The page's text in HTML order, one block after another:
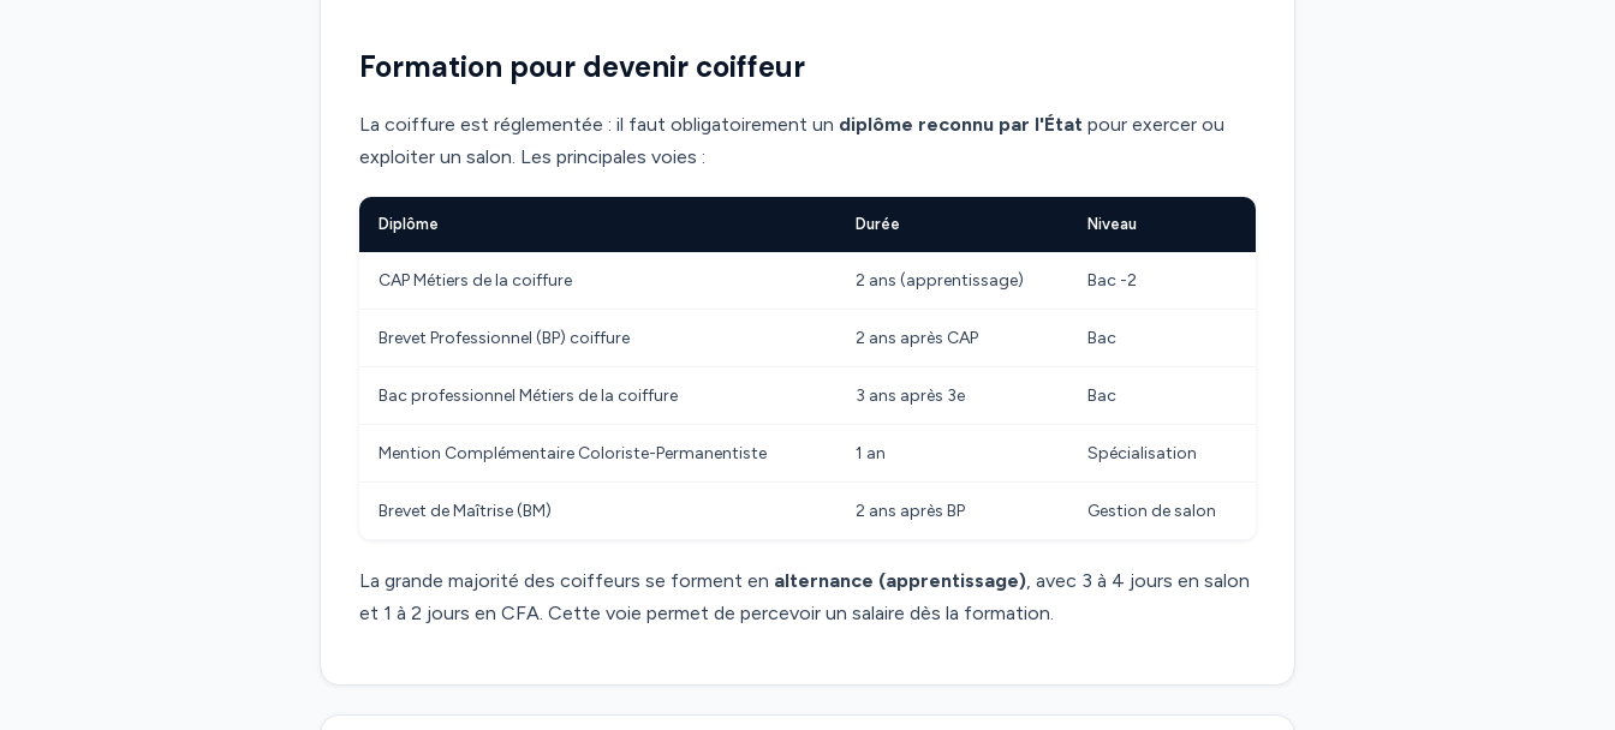
Formation pour devenir coiffeur
La coiffure est réglementée : il faut obligatoirement un diplôme reconnu par l'État pour exercer ou
exploiter un salon. Les principales voies :
Diplôme Durée Niveau
CAP Métiers de la coiffure 2 ans (apprentissage) Bac -2
Brevet Professionnel (BP) coiffure 2 ans après CAP Bac
Bac professionnel Métiers de la coiffure 3 ans après 3e Bac
Mention Complémentaire Coloriste-Permanentiste 1 an Spécialisation
Brevet de Maîtrise (BM) 2 ans après BP Gestion de salon
La grande majorité des coiffeurs se forment en alternance (apprentissage), avec 3 à 4 jours en salon
et 1 à 2 jours en CFA. Cette voie permet de percevoir un salaire dès la formation.